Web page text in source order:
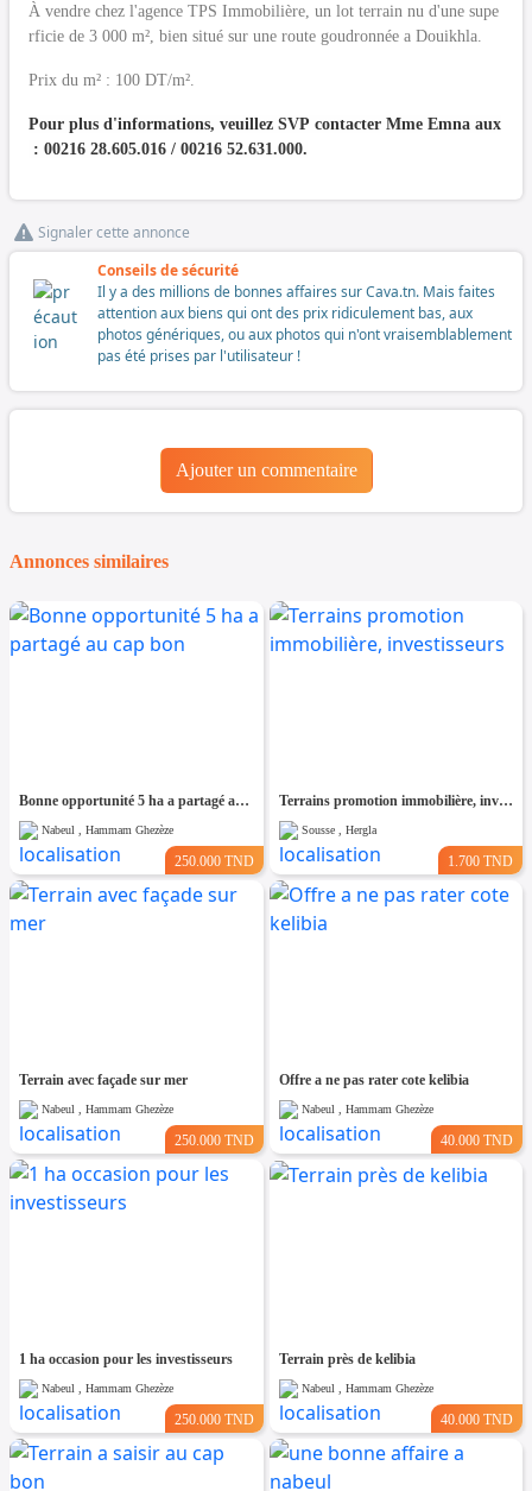
À vendre chez l'agence TPS Immobilière, un lot terrain nu d'une supe
rficie de 3 000 m², bien situé sur une route goudronnée a Douikhla.
Prix du m² : 100 DT/m².
Pour plus d'informations, veuillez SVP contacter Mme Emna aux
: 00216 28.605.016 / 00216 52.631.000.
Signaler cette annonce
Conseils de sécurité
Il y a des millions de bonnes affaires sur Cava.tn. Mais faites
attention aux biens qui ont des prix ridiculement bas, aux
photos génériques, ou aux photos qui n'ont vraisemblablement
pas été prises par l'utilisateur !
Ajouter un commentaire
Annonces similaires
Bonne opportunité 5 ha a partagé au cap bon
Nabeul , Hammam Ghezèze
250.000 TND
Terrains promotion immobilière, investisseurs
Sousse , Hergla
1.700 TND
Terrain avec façade sur mer
Nabeul , Hammam Ghezèze
250.000 TND
Offre a ne pas rater cote kelibia
Nabeul , Hammam Ghezèze
40.000 TND
1 ha occasion pour les investisseurs
Nabeul , Hammam Ghezèze
250.000 TND
Terrain près de kelibia
Nabeul , Hammam Ghezèze
40.000 TND